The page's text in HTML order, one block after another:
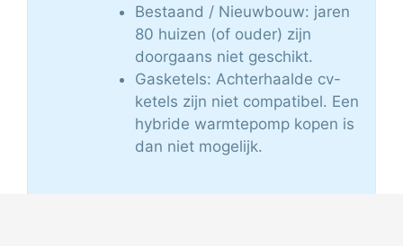
Bestaand / Nieuwbouw: jaren
80 huizen (of ouder) zijn
doorgaans niet geschikt.
Gasketels: Achterhaalde cv-
ketels zijn niet compatibel. Een
hybride warmtepomp kopen is
dan niet mogelijk.